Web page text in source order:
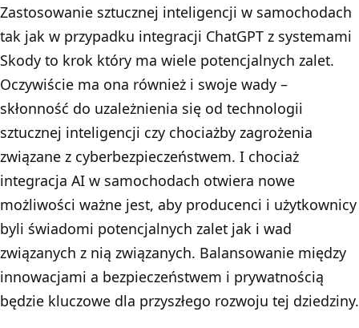
Zastosowanie sztucznej inteligencji w samochodach
tak jak w przypadku integracji ChatGPT z systemami
Skody to krok który ma wiele potencjalnych zalet.
Oczywiście ma ona również i swoje wady –
skłonność do uzależnienia się od technologii
sztucznej inteligencji czy chociażby zagrożenia
związane z cyberbezpieczeństwem. I chociaż
integracja AI w samochodach otwiera nowe
możliwości ważne jest, aby producenci i użytkownicy
byli świadomi potencjalnych zalet jak i wad
związanych z nią związanych. Balansowanie między
innowacjami a bezpieczeństwem i prywatnością
będzie kluczowe dla przyszłego rozwoju tej dziedziny.